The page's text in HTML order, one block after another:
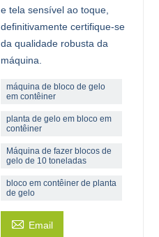
e tela sensível ao toque,
definitivamente certifique-se
da qualidade robusta da
máquina.
máquina de bloco de gelo
em contêiner
planta de gelo em bloco em
contêiner
Máquina de fazer blocos de
gelo de 10 toneladas
bloco em contêiner de planta
de gelo
 Email